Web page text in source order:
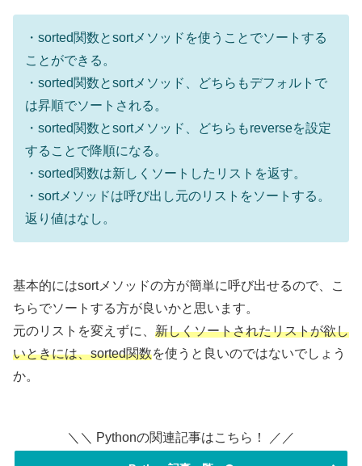
・sorted関数とsortメソッドを使うことでソートする
ことができる。
・sorted関数とsortメソッド、どちらもデフォルトで
は昇順でソートされる。
・sorted関数とsortメソッド、どちらもreverseを設定
することで降順になる。
・sorted関数は新しくソートしたリストを返す。
・sortメソッドは呼び出し元のリストをソートする。
返り値はなし。
基本的にはsortメソッドの方が簡単に呼び出せるので、こ
ちらでソートする方が良いかと思います。
元のリストを変えずに、 新しくソートされたリストが欲し
いときには、sorted関数を使うと良いのではないでしょう
か。
＼＼ Pythonの関連記事はこちら！ ／／